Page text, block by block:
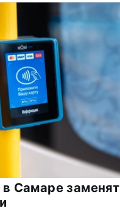
Самаре заменят